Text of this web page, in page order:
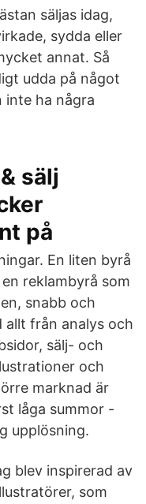
säljas idag,
sydda eller
annat. Så
udda på något
ha några
sälj
på
En liten byrå
reklambyrå som
snabb och
från analys och
sälj- och
och
marknad är
låga summor -
upplösning.
blev inspirerad av
som